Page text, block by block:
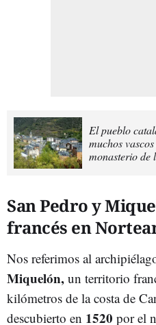
El pueblo
muchos
monasterio de
San Pedro y
francés en
Nos referimos al
Miquelón, un territorio
kilómetros de la costa de
descubierto en 1520 por el